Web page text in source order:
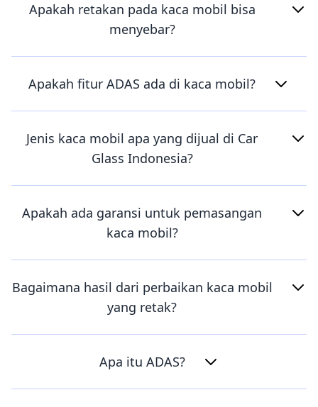
Apakah retakan pada kaca mobil bisa
menyebar?
Apakah fitur ADAS ada di kaca mobil?
Jenis kaca mobil apa yang dijual di Car
Glass Indonesia?
Apakah ada garansi untuk pemasangan
kaca mobil?
Bagaimana hasil dari perbaikan kaca mobil
yang retak?
Apa itu ADAS?